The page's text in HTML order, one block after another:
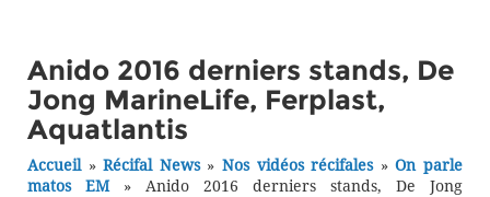
Anido 2016 derniers stands, De
Jong MarineLife, Ferplast,
Aquatlantis
Accueil»Récifal News»Nos vidéos récifales»On parle
matos EM» Anido 2016 derniers stands, De Jong